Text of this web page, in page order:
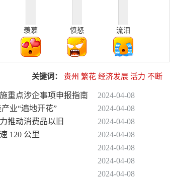
羡慕 愤怒 流泪
关键词： 贵州 繁花 经济发展 活力 不断
重点涉企事项申报指南
2024-04-08
业“遍地开花”
2024-04-08
推动消费品以旧
2024-04-08
120 公里
2024-04-08
2024-04-08
2024-04-08
2024-04-08